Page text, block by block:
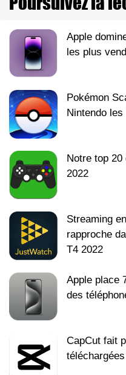
Apple
les plus
Pokémon
Nintendo
Notre top
2022
Streaming
rapproche
T4 2022
Apple place
des
CapCut fait